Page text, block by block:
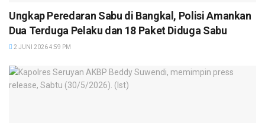
Ungkap Peredaran Sabu di Bangkal, Polisi Amankan
Dua Terduga Pelaku dan 18 Paket Diduga Sabu
2 JUNI 2026 4:59 PM